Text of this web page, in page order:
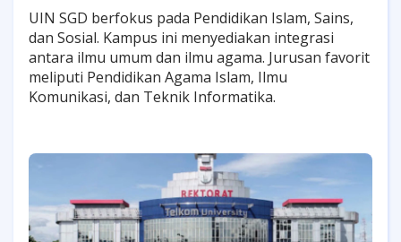
UIN SGD berfokus pada Pendidikan Islam, Sains,
dan Sosial. Kampus ini menyediakan integrasi
antara ilmu umum dan ilmu agama. Jurusan favorit
meliputi Pendidikan Agama Islam, Ilmu
Komunikasi, dan Teknik Informatika.